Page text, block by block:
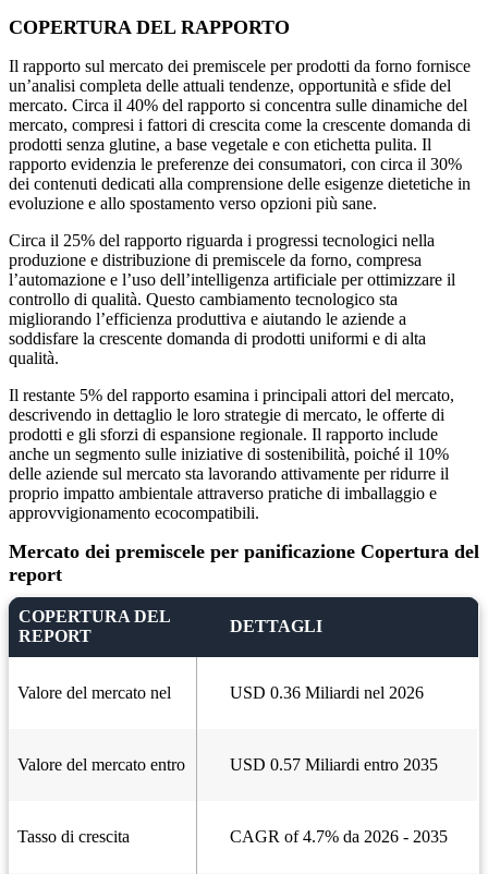
COPERTURA DEL RAPPORTO
Il rapporto sul mercato dei premiscele per prodotti da forno fornisce
un’analisi completa delle attuali tendenze, opportunità e sfide del
mercato. Circa il 40% del rapporto si concentra sulle dinamiche del
mercato, compresi i fattori di crescita come la crescente domanda di
prodotti senza glutine, a base vegetale e con etichetta pulita. Il
rapporto evidenzia le preferenze dei consumatori, con circa il 30%
dei contenuti dedicati alla comprensione delle esigenze dietetiche in
evoluzione e allo spostamento verso opzioni più sane.
Circa il 25% del rapporto riguarda i progressi tecnologici nella
produzione e distribuzione di premiscele da forno, compresa
l’automazione e l’uso dell’intelligenza artificiale per ottimizzare il
controllo di qualità. Questo cambiamento tecnologico sta
migliorando l’efficienza produttiva e aiutando le aziende a
soddisfare la crescente domanda di prodotti uniformi e di alta
qualità.
Il restante 5% del rapporto esamina i principali attori del mercato,
descrivendo in dettaglio le loro strategie di mercato, le offerte di
prodotti e gli sforzi di espansione regionale. Il rapporto include
anche un segmento sulle iniziative di sostenibilità, poiché il 10%
delle aziende sul mercato sta lavorando attivamente per ridurre il
proprio impatto ambientale attraverso pratiche di imballaggio e
approvvigionamento ecocompatibili.
Mercato dei premiscele per panificazione Copertura del
report
COPERTURA DEL
REPORT
DETTAGLI
Valore del mercato nel USD 0.36 Miliardi nel 2026
Valore del mercato entro USD 0.57 Miliardi entro 2035
Tasso di crescita CAGR of 4.7% da 2026 - 2035